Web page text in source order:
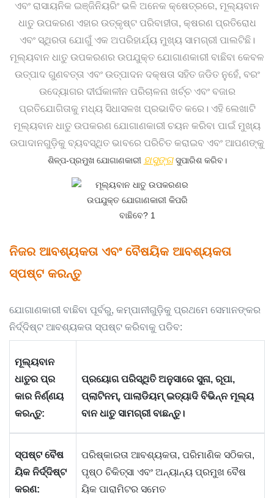
ଏବଂ ରାସାୟନିକ ଇଞ୍ଜିନିୟରିଂ ଭଳି ଅନେକ କ୍ଷେତ୍ରରେ, ମୂଲ୍ୟବାନ
ଧାତୁ ଉପକରଣ ଏହାର ଉତ୍କୃଷ୍ଟ ପରିବାହୀତା, କ୍ଷରଣ ପ୍ରତିରୋଧ
ଏବଂ ସ୍ଥିରତା ଯୋଗୁଁ ଏକ ଅପରିହାର୍ଯ୍ୟ ମୁଖ୍ୟ ସାମଗ୍ରୀ ପାଲଟିଛି।
ମୂଲ୍ୟବାନ ଧାତୁ ଉପକରଣର ଉପଯୁକ୍ତ ଯୋଗାଣକାରୀ ବାଛିବା କେବଳ
ଉତ୍ପାଦ ଗୁଣବତ୍ତା ଏବଂ ଉତ୍ପାଦନ ଦକ୍ଷତା ସହିତ ଜଡିତ ନୁହେଁ, ବରଂ
ଉଦ୍ୟୋଗର ଦୀର୍ଘକାଳୀନ ପରିଚାଳନା ଖର୍ଚ୍ଚ ଏବଂ ବଜାର
ପ୍ରତିଯୋଗିତାକୁ ମଧ୍ୟ ସିଧାସଳଖ ପ୍ରଭାବିତ କରେ। ଏହି ଲେଖାଟି
ମୂଲ୍ୟବାନ ଧାତୁ ଉପକରଣ ଯୋଗାଣକାରୀ ଚୟନ କରିବା ପାଇଁ ମୁଖ୍ୟ
ଉପାଦାନଗୁଡ଼ିକୁ ବ୍ୟବସ୍ଥିତ ଭାବରେ ପରିଚିତ କରାଇବ ଏବଂ ଆପଣଙ୍କୁ
ଶିଳ୍ପ-ପ୍ରମୁଖ ଯୋଗାଣକାରୀ ହାସୁଙ୍ଗସୁପାରିଶ କରିବ।
ନିଜର ଆବଶ୍ୟକତା ଏବଂ ବୈଷୟିକ ଆବଶ୍ୟକତା
ସ୍ପଷ୍ଟ କରନ୍ତୁ
ଯୋଗାଣକାରୀ ବାଛିବା ପୂର୍ବରୁ, କମ୍ପାନୀଗୁଡ଼ିକୁ ପ୍ରଥମେ ସେମାନଙ୍କର
ନିର୍ଦ୍ଦିଷ୍ଟ ଆବଶ୍ୟକତା ସ୍ପଷ୍ଟ କରିବାକୁ ପଡିବ:
ମୂଲ୍ୟବାନ
ଧାତୁର ପ୍ର
କାର ନିର୍ଣ୍ଣୟ
କରନ୍ତୁ:
ପ୍ରୟୋଗ ପରିସ୍ଥିତି ଅନୁସାରେ ସୁନା, ରୂପା,
ପ୍ଲାଟିନମ୍, ପାଲାଡିୟମ୍ ଇତ୍ୟାଦି ବିଭିନ୍ନ ମୂଲ୍ୟ
ବାନ ଧାତୁ ସାମଗ୍ରୀ ବାଛନ୍ତୁ।
ସ୍ପଷ୍ଟ ବୈଷ
ୟିକ ନିର୍ଦ୍ଦିଷ୍ଟ
କରଣ:
ପରିଷ୍କାରତା ଆବଶ୍ୟକତା, ପରିମାଣିକ ସଠିକତା,
ପୃଷ୍ଠ ଚିକିତ୍ସା ଏବଂ ଅନ୍ୟାନ୍ୟ ପ୍ରମୁଖ ବୈଷ
ୟିକ ପାରାମିଟର ସମେତ